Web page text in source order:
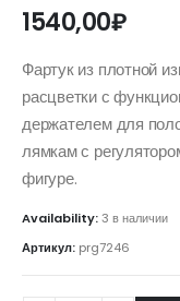
1540,00₽
Фартук из плотной
расцветки с
держателем для
лямкам с
фигуре.
Availability:3 в наличии
Артикул: prg7246